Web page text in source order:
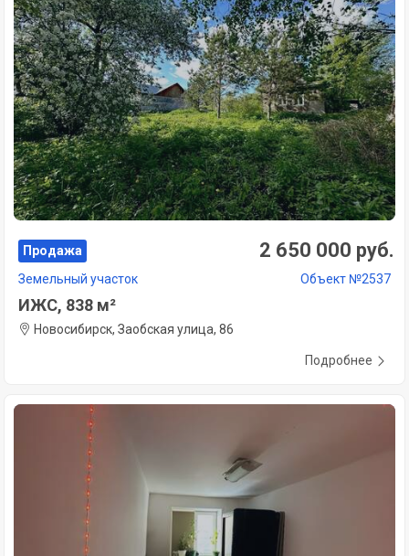
Продажа 2 650 000 руб.
Земельный участок Объект №2537
ИЖС, 838 м²
Новосибирск, Заобская улица, 86
Подробнее